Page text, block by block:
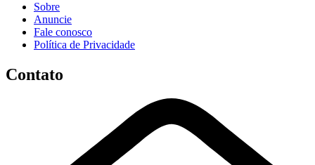
Sobre
Anuncie
Fale conosco
Política de Privacidade
Contato